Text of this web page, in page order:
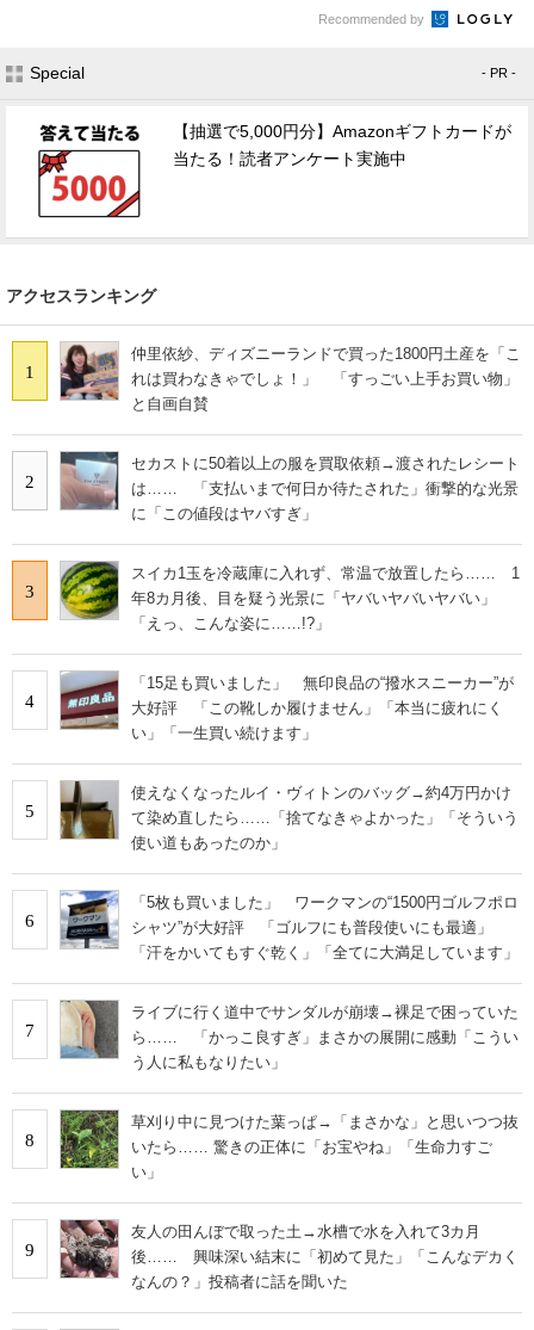
Recommended by
Special - PR -
【抽選で5,000円分】Amazonギフトカードが
当たる！読者アンケート実施中
アクセスランキング
1
仲里依紗、ディズニーランドで買った1800円土産を「こ
れは買わなきゃでしょ！」 「すっごい上手お買い物」
と自画自賛
2
セカストに50着以上の服を買取依頼→渡されたレシート
は…… 「支払いまで何日か待たされた」衝撃的な光景
に「この値段はヤバすぎ」
3
スイカ1玉を冷蔵庫に入れず、常温で放置したら…… 1
年8カ月後、目を疑う光景に「ヤバいヤバいヤバい」
「えっ、こんな姿に……!?」
4
「15足も買いました」 無印良品の“撥水スニーカー”が
大好評 「この靴しか履けません」「本当に疲れにく
い」「一生買い続けます」
5
使えなくなったルイ・ヴィトンのバッグ→約4万円かけ
て染め直したら……「捨てなきゃよかった」「そういう
使い道もあったのか」
6
「5枚も買いました」 ワークマンの“1500円ゴルフポロ
シャツ”が大好評 「ゴルフにも普段使いにも最適」
「汗をかいてもすぐ乾く」「全てに大満足しています」
7
ライブに行く道中でサンダルが崩壊→裸足で困っていた
ら…… 「かっこ良すぎ」まさかの展開に感動「こうい
う人に私もなりたい」
8
草刈り中に見つけた葉っぱ→「まさかな」と思いつつ抜
いたら…… 驚きの正体に「お宝やね」「生命力すご
い」
9
友人の田んぼで取った土→水槽で水を入れて3カ月
後…… 興味深い結末に「初めて見た」「こんなデカく
なんの？」投稿者に話を聞いた